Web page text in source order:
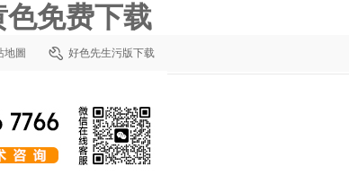
免费下载
地圖 好色先生污版下载